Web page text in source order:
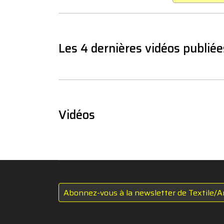
Les 4 dernières vidéos
Vidéos
Abonnez-vous à la newsletter de Textile/